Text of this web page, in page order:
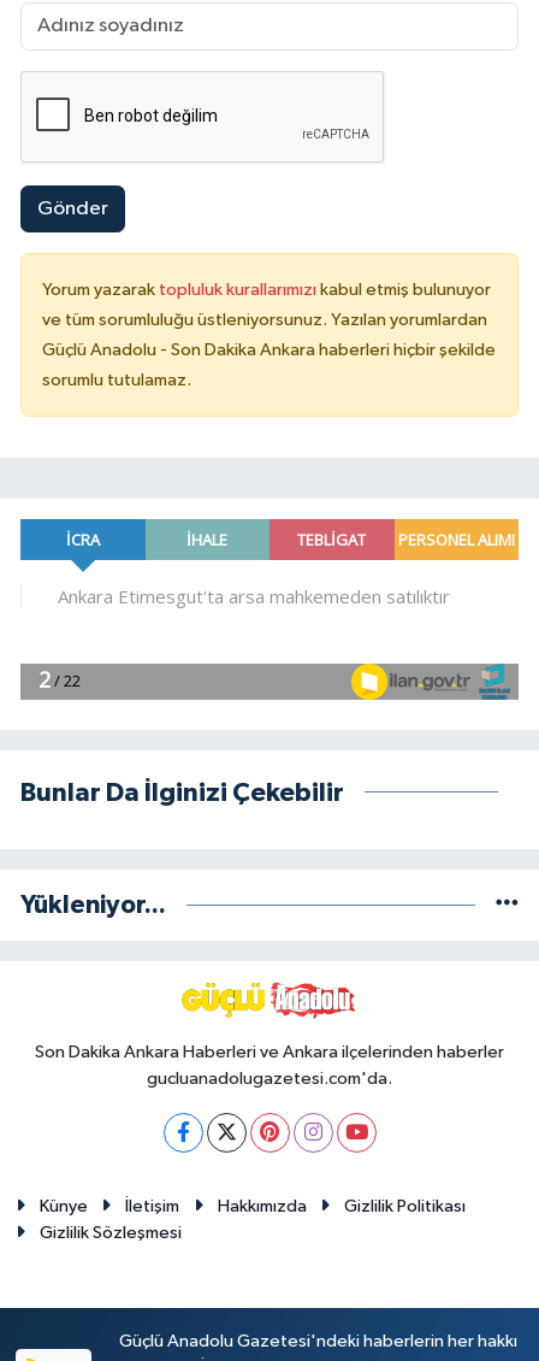
Gönder
Yorum yazarak topluluk kurallarımızı kabul etmiş bulunuyor
ve tüm sorumluluğu üstleniyorsunuz. Yazılan yorumlardan
Güçlü Anadolu - Son Dakika Ankara haberleri hiçbir şekilde
sorumlu tutulamaz.
Bunlar Da İlginizi Çekebilir
Yükleniyor...
Son Dakika Ankara Haberleri ve Ankara ilçelerinden haberler
gucluanadolugazetesi.com'da.
Künye İletişim Hakkımızda
Gizlilik Politikası
Gizlilik Sözleşmesi
Güçlü Anadolu Gazetesi'ndeki haberlerin her hakkı